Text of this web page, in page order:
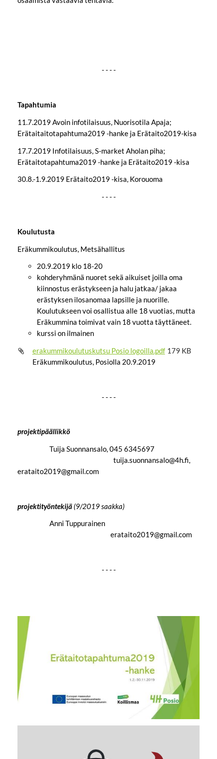
- - - -
Tapahtumia
11.7.2019 Avoin infotilaisuus, Nuorisotila Apaja;
Erätaitaitotapahtuma2019 -hanke ja Erätaito2019-kisa
17.7.2019 Infotilaisuus, S-market Aholan piha;
Erätaitotapahtuma2019 -hanke ja Erätaito2019 -kisa
30.8.-1.9.2019 Erätaito2019 -kisa, Korouoma
- - - -
Koulutusta
Eräkummikoulutus, Metsähallitus
20.9.2019 klo 18-20
kohderyhmänä nuoret sekä aikuiset joilla oma
kiinnostus erästykseen ja halu jatkaa/ jakaa
erästyksen ilosanomaa lapsille ja nuorille.
Koulutukseen voi osallistua alle 18 vuotias, mutta
Eräkummina toimivat vain 18 vuotta täyttäneet.
kurssi on ilmainen
erakummikoulutuskutsu Posio logoilla.pdf 179 KB
Eräkummikoulutus, Posiolla 20.9.2019
- - - -
projektipäällikkö
Tuija Suonnansalo, 045 6345697
tuija.suonnansalo@4h.fi,
erataito2019@gmail.com
projektityöntekijä (9/2019 saakka)
Anni Tuppurainen
erataito2019@gmail.com
- - - -